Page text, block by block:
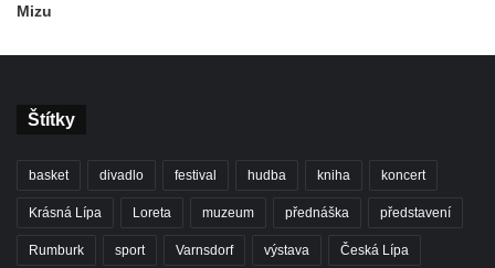
Mizu
Štítky
basket divadlo festival hudba kniha koncert
Krásná Lípa Loreta muzeum přednáška představení
Rumburk sport Varnsdorf výstava Česká Lípa